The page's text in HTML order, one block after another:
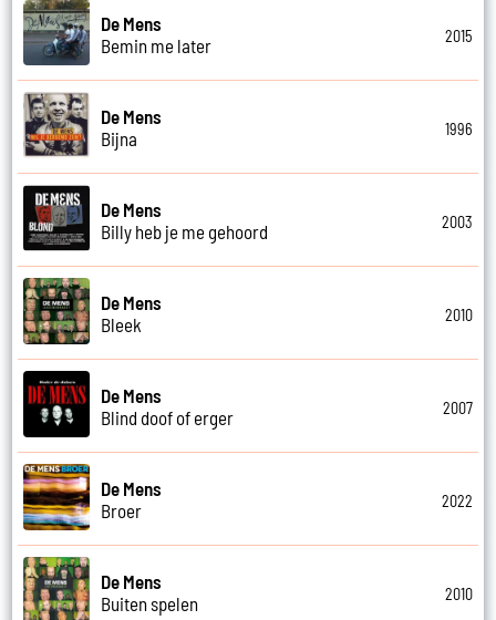
De Mens
Bemin me later
2015
De Mens
Bijna
1996
De Mens
Billy heb je me gehoord
2003
De Mens
Bleek
2010
De Mens
Blind doof of erger
2007
De Mens
Broer
2022
De Mens
Buiten spelen
2010